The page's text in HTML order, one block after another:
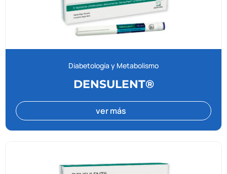
Diabetología y Metabolismo
DENSULENT®
ver más